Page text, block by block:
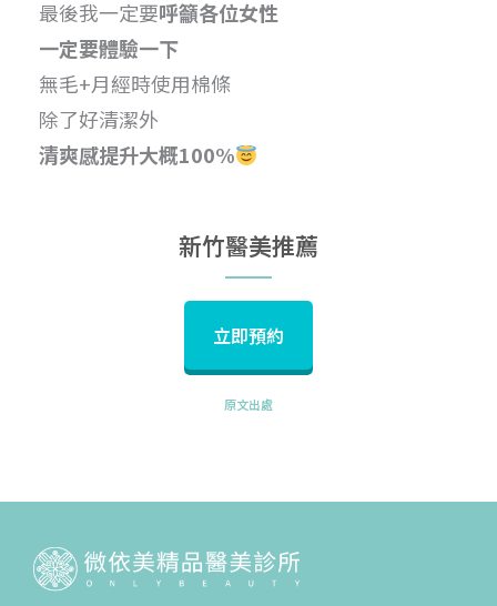
最後我一定要呼籲各位女性
一定要體驗一下
無毛+月經時使用棉條
除了好清潔外
清爽感提升大概100%
新竹醫美推薦
立即預約
原文出處